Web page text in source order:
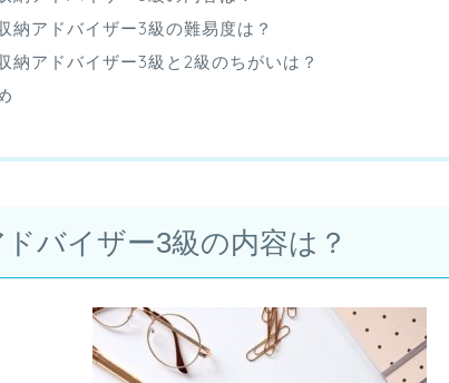
納アドバイザー3級の難易度は？
納アドバイザー3級と2級のちがいは？
バイザー3級の内容は？